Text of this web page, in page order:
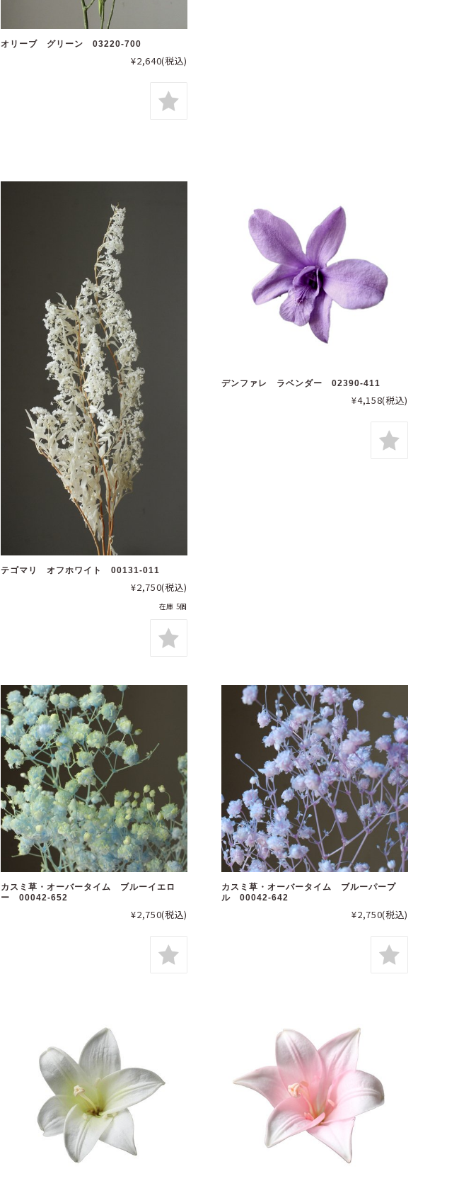
オリーブ グリーン 03220-700
¥2,640(税込)
テゴマリ オフホワイト 00131-011
¥2,750(税込)
在庫 5個
デンファレ ラベンダー 02390-411
¥4,158(税込)
カスミ草・オーバータイム ブルーイエロ
ー 00042-652
¥2,750(税込)
カスミ草・オーバータイム ブルーパープ
ル 00042-642
¥2,750(税込)